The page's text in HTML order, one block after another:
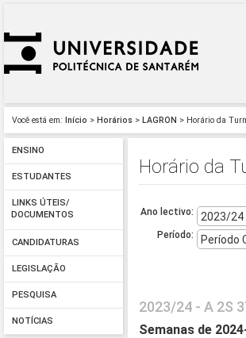
Você está em: Início > Horários > LAGRON > Horário da
ENSINO
ESTUDANTES
LINKS ÚTEIS/
DOCUMENTOS
CANDIDATURAS
LEGISLAÇÃO
PESQUISA
NOTÍCIAS
Horário da
Ano lectivo:
Período:
2023/24 - A 2S
Semanas de